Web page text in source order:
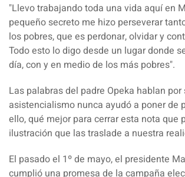
"Llevo trabajando toda una vida aquí en
pequeño secreto me hizo perseverar
los pobres, que es perdonar, olvidar y
Todo esto lo digo desde un lugar donde
día, con y en medio de los más pobres".
Las palabras del padre Opeka hablan por
asistencialismo nunca ayudó a poner de
ello, qué mejor para cerrar esta nota que
ilustración que las traslade a nuestra
El pasado el 1º de mayo, el presidente
cumplió una promesa de la campaña